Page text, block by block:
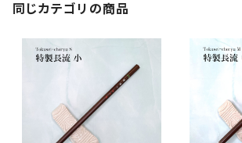
長流 / CHORYU (ink draw)
山馬筆 / SANBA (ink,rough line)
ローケツ筆 / ROUKETSU (batik)
竹刷毛 / TAKEBAKE
アニメ水張り・ぼかし・グラデーション
アニメ特定用途描き・特殊
絵手紙 - picture letter
カリグラフィー - calligraphy
陶芸 - ceramics
同じカテゴリの商品